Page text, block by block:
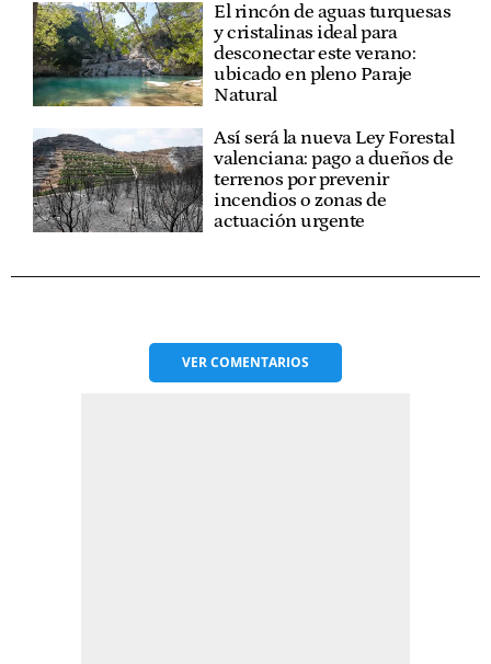
El rincón de aguas turquesas
y cristalinas ideal para
desconectar este verano:
ubicado en pleno Paraje
Natural
Así será la nueva Ley Forestal
valenciana: pago a dueños de
terrenos por prevenir
incendios o zonas de
actuación urgente
VERCOMENTARIOS